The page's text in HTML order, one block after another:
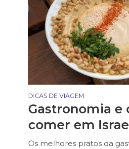
DICAS DE VIAGEM
Gastronomia e
comer em
Os melhores pratos da